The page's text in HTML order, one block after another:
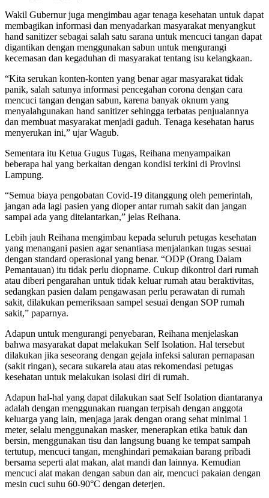
Wakil Gubernur juga mengimbau agar tenaga kesehatan untuk dapat
membagikan informasi dan menyadarkan masyarakat menyangkut
hand sanitizer sebagai salah satu sarana untuk mencuci tangan dapat
digantikan dengan menggunakan sabun untuk mengurangi
kecemasan dan kegaduhan di masyarakat tentang isu kelangkaan.
“Kita serukan konten-konten yang benar agar masyarakat tidak
panik, salah satunya informasi pencegahan corona dengan cara
mencuci tangan dengan sabun, karena banyak oknum yang
menyalahgunakan hand sanitizer sehingga terbatas penjualannya
dan membuat masyarakat menjadi gaduh. Tenaga kesehatan harus
menyerukan ini,” ujar Wagub.
Sementara itu Ketua Gugus Tugas, Reihana menyampaikan
beberapa hal yang berkaitan dengan kondisi terkini di Provinsi
Lampung.
“Semua biaya pengobatan Covid-19 ditanggung oleh pemerintah,
jangan ada lagi pasien yang dioper antar rumah sakit dan jangan
sampai ada yang ditelantarkan,” jelas Reihana.
Lebih jauh Reihana mengimbau kepada seluruh petugas kesehatan
yang menangani pasien agar senantiasa menjalankan tugas sesuai
dengan standard operasional yang benar. “ODP (Orang Dalam
Pemantauan) itu tidak perlu diopname. Cukup dikontrol dari rumah
atau diberi pengarahan untuk tidak keluar rumah atau beraktivitas,
sedangkan pasien dalam pengawasan perlu perawatan di rumah
sakit, dilakukan pemeriksaan sampel sesuai dengan SOP rumah
sakit,” paparnya.
Adapun untuk mengurangi penyebaran, Reihana menjelaskan
bahwa masyarakat dapat melakukan Self Isolation. Hal tersebut
dilakukan jika seseorang dengan gejala infeksi saluran pernapasan
(sakit ringan), secara sukarela atau atas rekomendasi petugas
kesehatan untuk melakukan isolasi diri di rumah.
Adapun hal-hal yang dapat dilakukan saat Self Isolation diantaranya
adalah dengan menggunakan ruangan terpisah dengan anggota
keluarga yang lain, menjaga jarak dengan orang sehat minimal 1
meter, selalu menggunakan masker, menerapkan etika batuk dan
bersin, menggunakan tisu dan langsung buang ke tempat sampah
tertutup, mencuci tangan, menghindari pemakaian barang pribadi
bersama seperti alat makan, alat mandi dan lainnya. Kemudian
mencuci alat makan dengan sabun dan air, mencuci pakaian dengan
mesin cuci suhu 60-90°C dengan deterjen.